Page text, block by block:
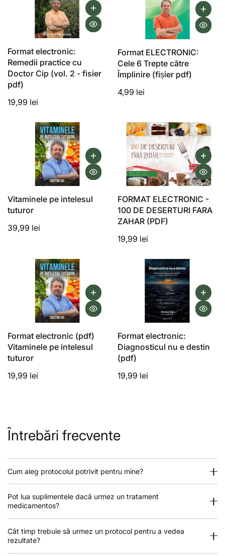
Format electronic:
Remedii practice cu
Doctor Cip (vol. 2 - fisier
pdf)
19,99 lei
Format ELECTRONIC:
Cele 6 Trepte către
Împlinire (fișier pdf)
4,99 lei
Vitaminele pe intelesul
tuturor
39,99 lei
FORMAT ELECTRONIC -
100 DE DESERTURI FARA
ZAHAR (PDF)
19,99 lei
Format electronic (pdf)
Vitaminele pe intelesul
tuturor
19,99 lei
Format electronic:
Diagnosticul nu e destin
(pdf)
19,99 lei
Întrebări frecvente
Cum aleg protocolul potrivit pentru mine?
Pot lua suplimentele dacă urmez un tratament
medicamentos?
Cât timp trebuie să urmez un protocol pentru a vedea
rezultate?